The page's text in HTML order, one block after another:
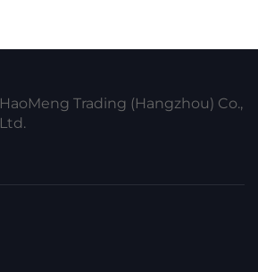
HaoMeng Trading (Hangzhou) Co.,
Ltd.